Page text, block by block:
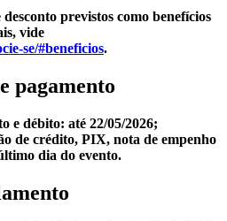
previstos como benefícios
vide
se/#beneficios.
pagamento
e débito: até 22/05/2026;
de crédito, PIX, nota de empenho
dia do evento.